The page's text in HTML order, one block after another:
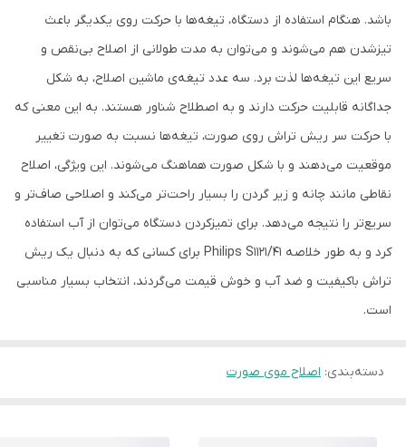
باشد. هنگام استفاده از دستگاه، تیغه‌ها با حرکت روی یکدیگر باعث
تیزشدن هم می‌شوند و می‌توان به مدت طولانی از اصلاح بی‌نقص و
سریع این تیغه‌ها لذت برد. سه عدد تیغه‌ی ماشین اصلاح، به شکل
جداگانه قابلیت حرکت دارند و به اصطلاح شناور هستند. به این معنی که
با حرکت سر ریش تراش روی صورت، تیغه‌ها نسبت به صورت تغییر
موقعیت می‌دهند و با شکل صورت هماهنگ می‌شوند. این ویژگی، اصلاح
نقاطی مانند چانه و زیر گردن را بسیار راحت‌تر می‌کند و اصلاحی صاف‌تر و
سریع‌تر را نتیجه می‌دهد. برای تمیزکردن دستگاه می‌توان از آب استفاده
کرد و به طور خلاصه Philips S1121/41 برای کسانی که به دنبال یک ریش
تراش باکیفیت و ضد آب و خوش قیمت می‌گردند، انتخاب بسیار مناسبی
است.
دسته‌بندی: اصلاح موی صورت